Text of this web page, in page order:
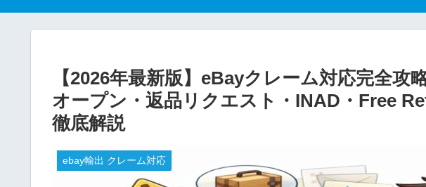
【2026年最新版】eBayクレーム対応完全攻
オープン・返品リクエスト・INAD・Free
徹底解説
ebay輸出 クレーム対応